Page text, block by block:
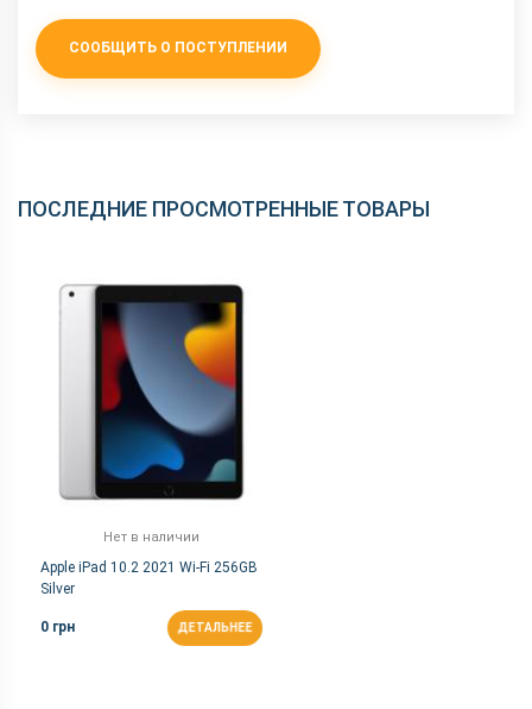
СООБЩИТЬ О ПОСТУПЛЕНИИ
ПОСЛЕДНИЕ ПРОСМОТРЕННЫЕ ТОВАРЫ
Нет в наличии
Apple iPad 10.2 2021 Wi-Fi 256GB
Silver
0 грн ДЕТАЛЬНЕЕ